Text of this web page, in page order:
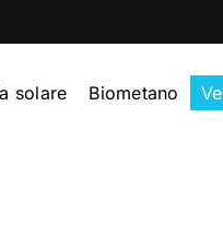
solare Biometano